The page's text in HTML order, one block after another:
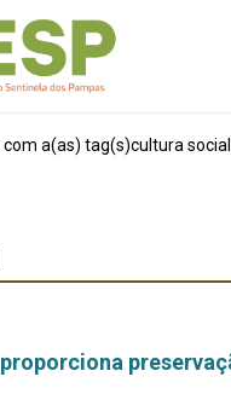
com a(as) tag(s)cultura